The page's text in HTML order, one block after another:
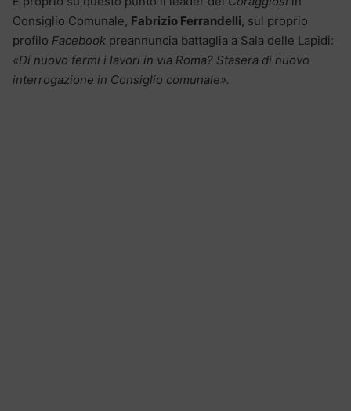
Consiglio Comunale, Fabrizio Ferrandelli, sul proprio
profilo Facebook preannuncia battaglia a Sala delle Lapidi:
«Di nuovo fermi i lavori in via Roma? Stasera di nuovo
interrogazione in Consiglio comunale».